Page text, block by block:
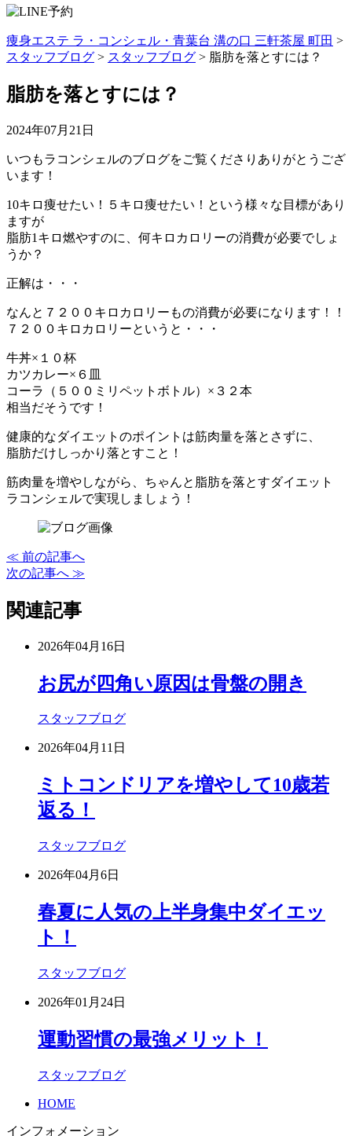
痩身エステ ラ・コンシェル・青葉台 溝の口 三軒茶屋 町田 >
スタッフブログ > スタッフブログ > 脂肪を落とすには？
脂肪を落とすには？
2024年07月21日
いつもラコンシェルのブログをご覧くださりありがとうござ
います！
10キロ痩せたい！５キロ痩せたい！という様々な目標があり
ますが
脂肪1キロ燃やすのに、何キロカロリーの消費が必要でしょ
うか？
正解は・・・
なんと７２００キロカロリーもの消費が必要になります！！
７２００キロカロリーというと・・・
牛丼×１０杯
カツカレー×６皿
コーラ（５００ミリペットボトル）×３２本
相当だそうです！
健康的なダイエットのポイントは筋肉量を落とさずに、
脂肪だけしっかり落とすこと！
筋肉量を増やしながら、ちゃんと脂肪を落とすダイエット
ラコンシェルで実現しましょう！
≪ 前の記事へ
次の記事へ ≫
関連記事
2026年04月16日
お尻が四角い原因は骨盤の開き
スタッフブログ
2026年04月11日
ミトコンドリアを増やして10歳若
返る！
スタッフブログ
2026年04月6日
春夏に人気の上半身集中ダイエッ
ト！
スタッフブログ
2026年01月24日
運動習慣の最強メリット！
スタッフブログ
HOME
インフォメーション